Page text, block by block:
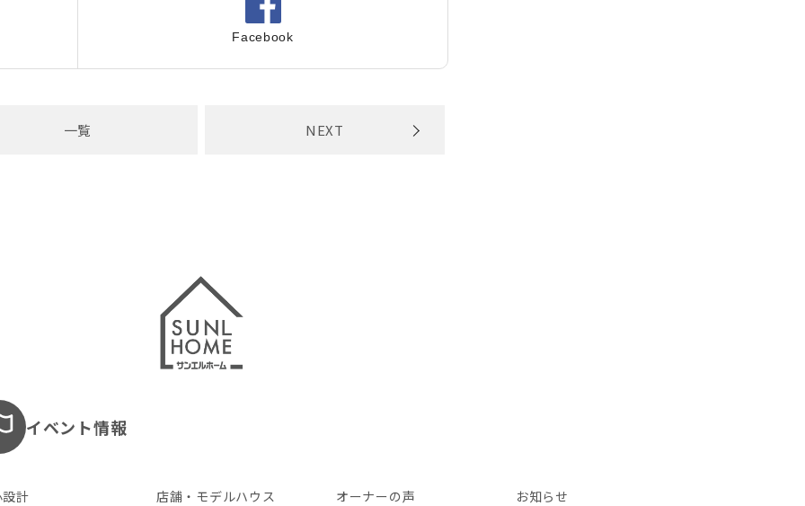
Facebook
一覧 NEXT
イベント情報
計 店舗・モデルハウス オーナーの声 お知らせ